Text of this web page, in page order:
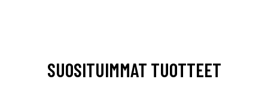
SUOSITUIMMAT TUOTTEET